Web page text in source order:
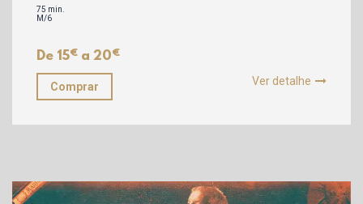
75 min.
M/6
De 15€ a 20€
Comprar Ver detalhe